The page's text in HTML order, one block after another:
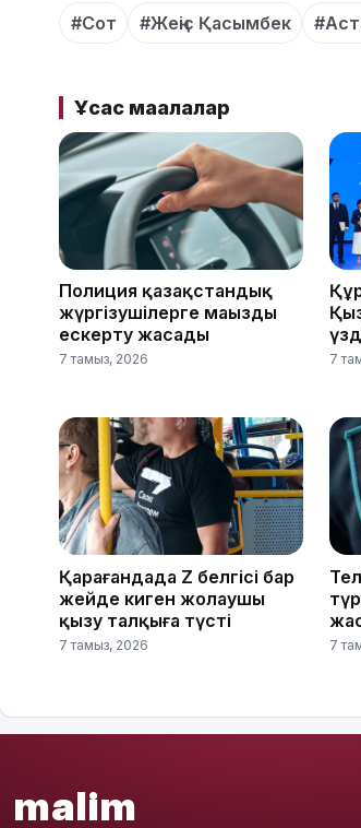
#Сот #Жеңіс Қасымбек
Ұқсас мақалалар
Полиция қазақстандық
жүргізушілерге маңызды
ескерту жасады
7 тамыз, 2026 7
Қарағандада Z белгісі бар
жейде киген жолаушы
қызу талқыға түсті
7 тамыз, 2026 7
malim